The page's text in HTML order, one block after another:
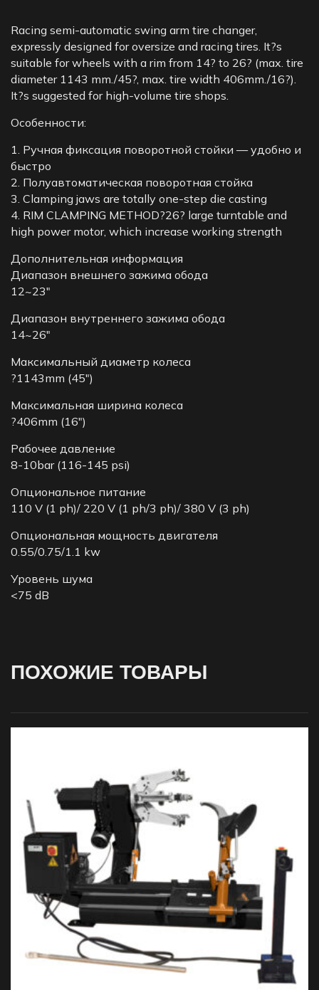
Racing semi-automatic swing arm tire changer,
expressly designed for oversize and racing tires. It?s
suitable for wheels with a rim from 14? to 26? (max. tire
diameter 1143 mm./45?, max. tire width 406mm./16?).
It?s suggested for high-volume tire shops.
Особенности:
1. Ручная фиксация поворотной стойки — удобно и
быстро
2. Полуавтоматическая поворотная стойка
3. Clamping jaws are totally one-step die casting
4. RIM CLAMPING METHOD?26? large turntable and
high power motor, which increase working strength
Дополнительная информация
Диапазон внешнего зажима обода
12~23″
Диапазон внутреннего зажима обода
14~26″
Максимальный диаметр колеса
?1143mm (45″)
Максимальная ширина колеса
?406mm (16″)
Рабочее давление
8-10bar (116-145 psi)
Опциональное питание
110 V (1 ph)/ 220 V (1 ph/3 ph)/ 380 V (3 ph)
Опциональная мощность двигателя
0.55/0.75/1.1 kw
Уровень шума
<75 dB
ПОХОЖИЕ ТОВАРЫ